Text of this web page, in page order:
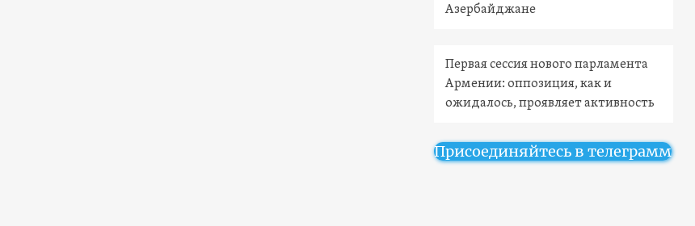
Азербайджане
Первая сессия нового парламента
Армении: оппозиция, как и
ожидалось, проявляет активность
Присоединяйтесь в телеграмм